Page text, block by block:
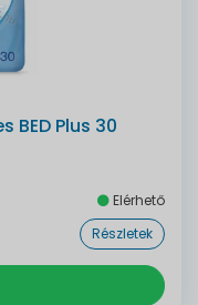
BED Plus 30
Elérhető
Részletek